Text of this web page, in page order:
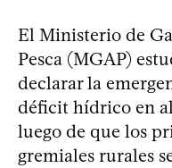
El Ministerio de
Pesca (MGAP)
declarar la
déficit hídrico en
luego de que los
gremiales rurales